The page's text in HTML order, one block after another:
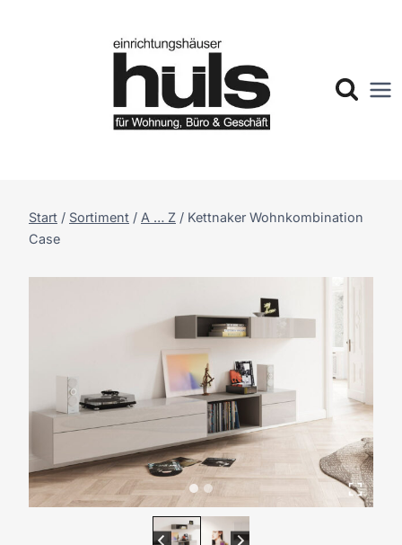
Start / Sortiment / A … Z / Kettnaker Wohnkombination
Case